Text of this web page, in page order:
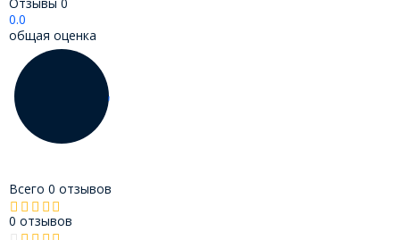
Отзывы 0
0.0
общая оценка
Всего 0 отзывов
0 отзывов